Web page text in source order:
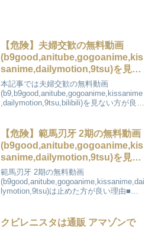
【危険】夫婦交歓の無料動画
(b9good,anitube,gogoanime,kis
sanime,dailymotion,9tsu)を見な
い方が良い理由について
本記事では夫婦交歓の無料動画
(b9,b9good,anitube,gogoanime,kissanime
,dailymotion,9tsu,bilibili)を見ない方が良い
(b9,b9good,anitube,gogoanime,kissanime
,dailymotion,9tsu,bilibili)は...
【危険】範馬刃牙 2期の無料動画
(b9good,anitube,gogoanime,kis
sanime,dailymotion,9tsu)を見な
い方が良い理由について
範馬刃牙 2期の無料動画
(b9good,anitube,gogoanime,kissanime,dai
lymotion,9tsu)は止めた方が良い理由■範
範馬刃牙 2...
クビレニスタは通販 アマゾンで